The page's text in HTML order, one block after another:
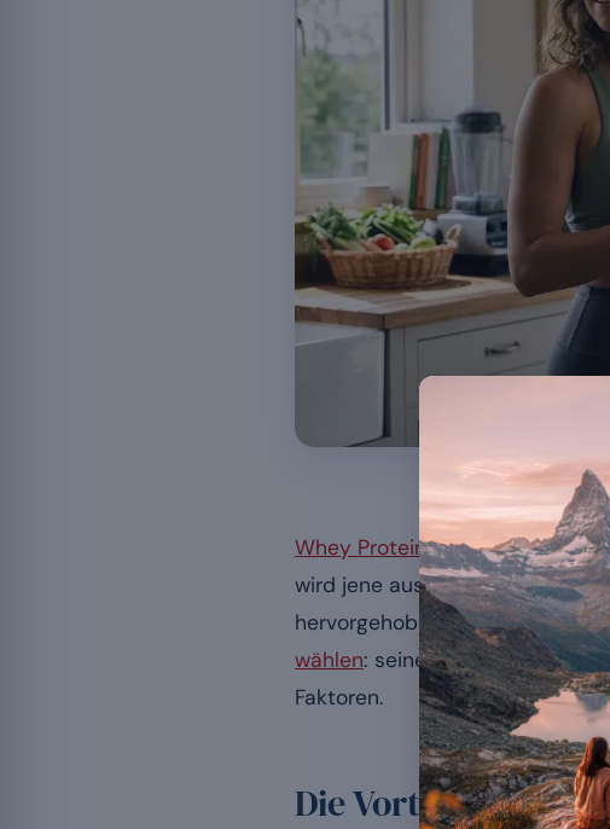
Whey aus Weidemilch
Whey Protein, oder
wird jene aus der Milch
hervorgehoben. Diese Seite
wählen: seine tatsächlichen
Faktoren.
Die Vorteile eines